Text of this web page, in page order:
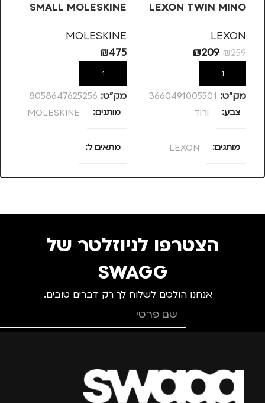
LEXON TWIN MINO
LEXON
₪259
₪209
הוספה לסל
מק”ט: 3660491005501
צבע ורוד
מותגים LEXON
SMALL MOLESKINE
MOLESKINE
₪475
הוספה לסל
מק”ט: 8058647625256
מותגים MOLESKINE
מתאים ל
גברים ,נשים
סוג תיק
תיק גב ,תיק למחשב
הצטרפו לניוזלטר של
SWAGG
אנחנו הולכים לשלוח לך רק דברים טובים.